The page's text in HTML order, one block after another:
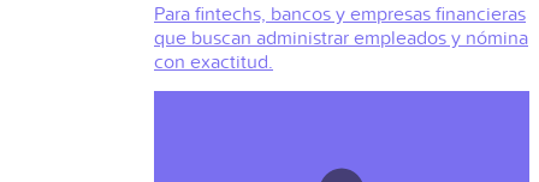
Para fintechs, bancos y empresas financieras
que buscan administrar empleados y nómina
con exactitud.